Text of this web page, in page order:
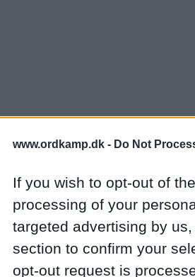
www.ordkamp.dk - Do Not
If you wish to opt-out of
processing of your
targeted advertising by
section to confirm your
opt-out request is